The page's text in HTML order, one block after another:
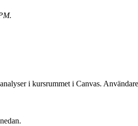
i kursrummet i Canvas.